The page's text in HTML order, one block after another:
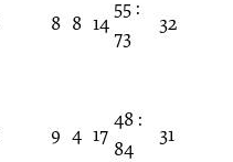
8 8 14
55 :
73
32
9 4 17
48 :
84
31